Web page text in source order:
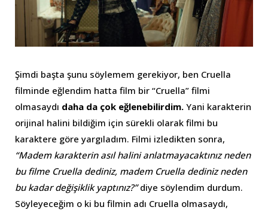
Şimdi başta şunu söylemem gerekiyor, ben Cruella
filminde eğlendim hatta film bir “Cruella” filmi
olmasaydı daha da çok eğlenebilirdim. Yani karakterin
orijinal halini bildiğim için sürekli olarak filmi bu
karaktere göre yargıladım. Filmi izledikten sonra,
“Madem karakterin asıl halini anlatmayacaktınız neden
bu filme Cruella dediniz, madem Cruella dediniz neden
bu kadar değişiklik yaptınız?”diye söylendim durdum.
Söyleyeceğim o ki bu filmin adı Cruella olmasaydı,